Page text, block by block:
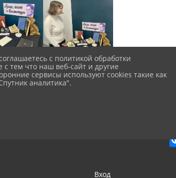
Вход
с политикой обработки
тем что наш веб-сайт и другие
сервисы используют cookies такие как
аналитика".